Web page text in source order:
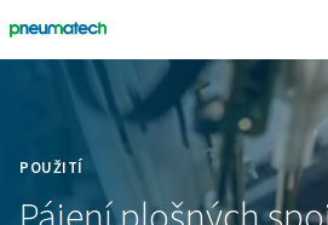
Domů
POUŽITÍ